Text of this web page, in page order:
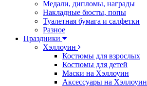
Медали, дипломы, награды
Накладные бюсты, попы
Туалетная бумага и салфетки
Разное
Праздники
Хэллоуин
Костюмы для взрослых
Костюмы для детей
Маски на Хэллоуин
Аксессуары на Хэллоуин